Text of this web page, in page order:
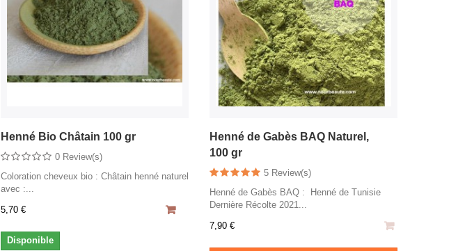
Henné Bio Châtain 100 gr
0 Review(s)
Coloration cheveux bio : Châtain henné naturel
avec :...
5,70 €
Disponible
Henné de Gabès BAQ Naturel,
100 gr
5 Review(s)
Henné de Gabès BAQ : Henné de Tunisie
Dernière Récolte 2021...
7,90 €